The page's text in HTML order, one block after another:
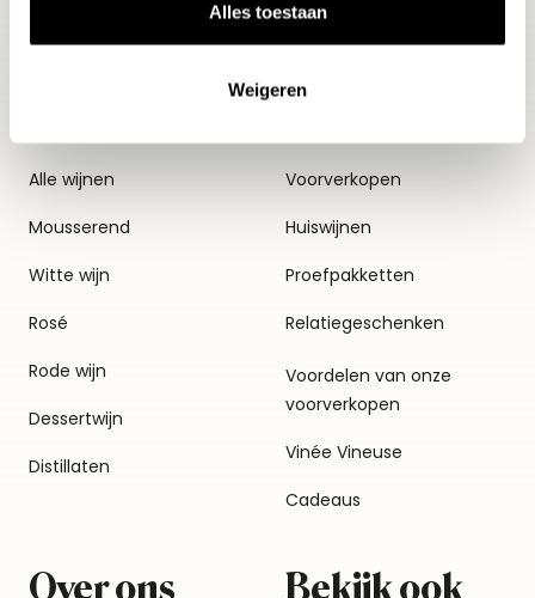
Alles toestaan
Weigeren
Alle wijnen
Mousserend
Witte wijn
Rosé
Rode wijn
Dessertwijn
Distillaten
Thema's
Voorverkopen
Huiswijnen
Proefpakketten
Relatiegeschenken
Voordelen van onze
voorverkopen
Vinée Vineuse
Cadeaus
Over ons Bekijk ook